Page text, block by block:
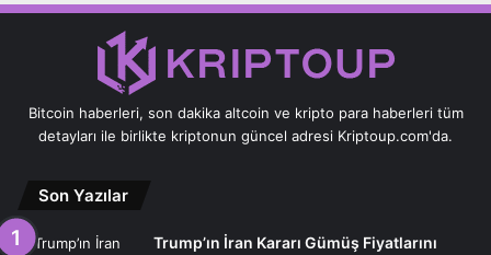
Bitcoin haberleri, son dakika altcoin ve kripto para haberleri tüm
detayları ile birlikte kriptonun güncel adresi Kriptoup.com'da.
Son Yazılar
Trump’ın İran Kararı Gümüş Fiyatlarını